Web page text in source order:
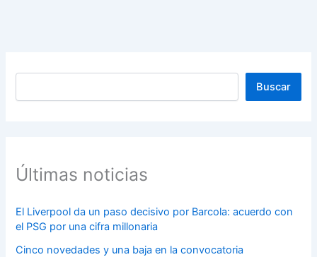
Buscar
Buscar
Últimas noticias
El Liverpool da un paso decisivo por Barcola: acuerdo con
el PSG por una cifra millonaria
Cinco novedades y una baja en la convocatoria